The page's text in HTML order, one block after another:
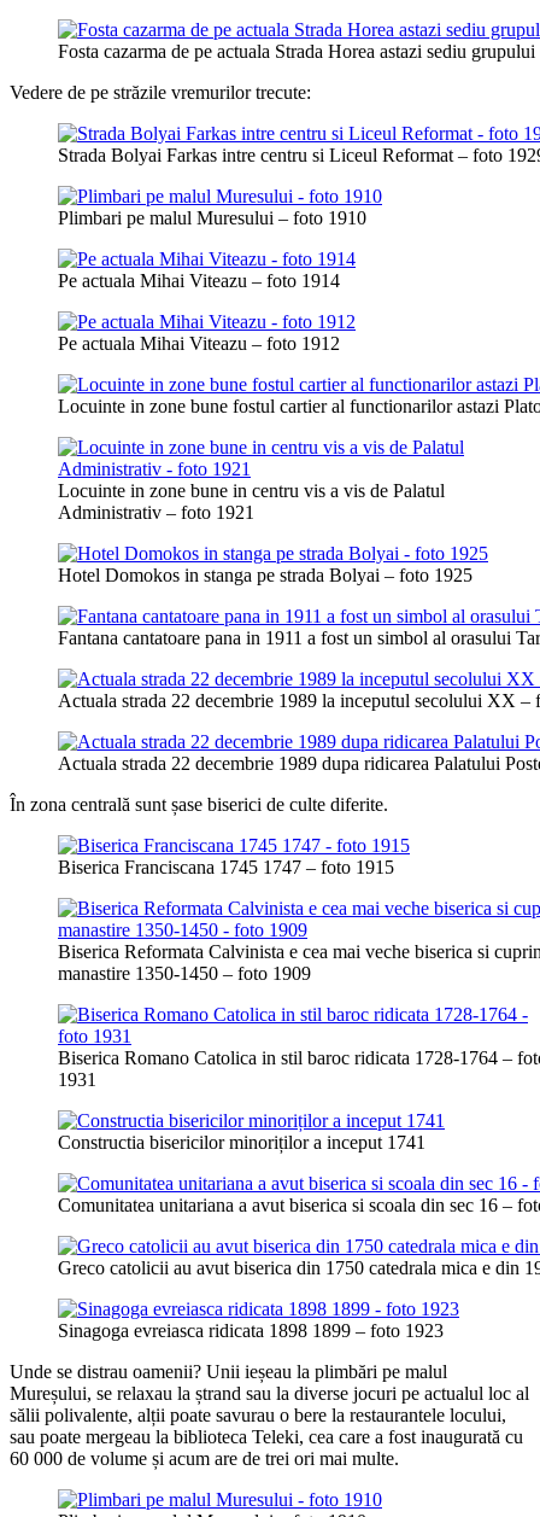
Fosta cazarma de pe actuala Strada Horea astazi sediu
Vedere de pe străzile vremurilor trecute:
Strada Bolyai Farkas intre centru si Liceul Reformat – foto
Plimbari pe malul Muresului – foto 1910
Pe actuala Mihai Viteazu – foto 1914
Pe actuala Mihai Viteazu – foto 1912
Locuinte in zone bune fostul cartier al functionarilor astazi
Locuinte in zone bune in centru vis a vis de Palatul
Administrativ – foto 1921
Hotel Domokos in stanga pe strada Bolyai – foto 1925
Fantana cantatoare pana in 1911 a fost un simbol al orasului
Actuala strada 22 decembrie 1989 la inceputul secolului XX –
Actuala strada 22 decembrie 1989 dupa ridicarea Palatului
În zona centrală sunt șase biserici de culte diferite.
Biserica Franciscana 1745 1747 – foto 1915
Biserica Reformata Calvinista e cea mai veche biserica si
manastire 1350-1450 – foto 1909
Biserica Romano Catolica in stil baroc ridicata 1728-1764 –
1931
Constructia bisericilor minoriților a inceput 1741
Comunitatea unitariana a avut biserica si scoala din sec 16 –
Greco catolicii au avut biserica din 1750 catedrala mica e din
Sinagoga evreiasca ridicata 1898 1899 – foto 1923
Unde se distrau oamenii? Unii ieșeau la plimbări pe malul
Mureșului, se relaxau la ștrand sau la diverse jocuri pe actualul loc al
sălii polivalente, alții poate savurau o bere la restaurantele locului,
sau poate mergeau la biblioteca Teleki, cea care a fost inaugurată cu
60 000 de volume și acum are de trei ori mai multe.